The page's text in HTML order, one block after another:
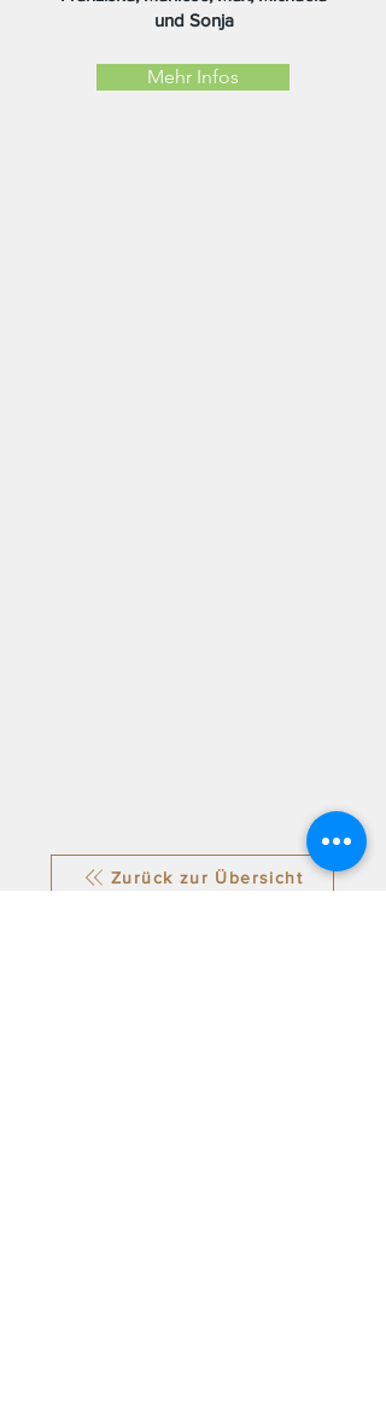
und Sonja
Mehr Infos
Zurück zur Übersicht